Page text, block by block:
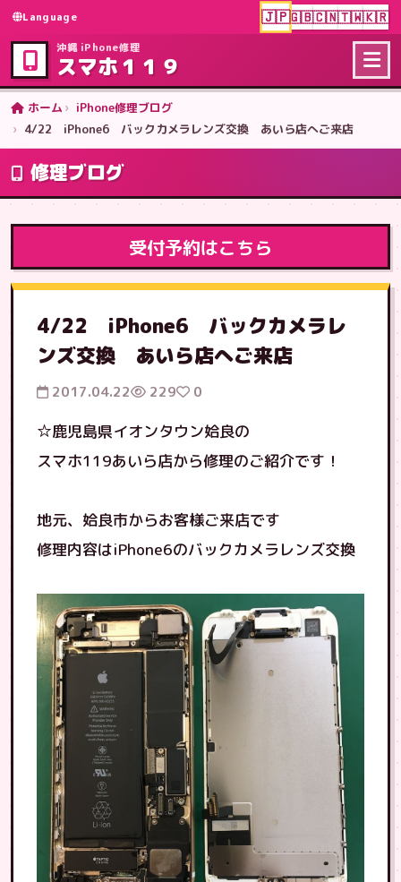
Language 🇯🇵🇬🇧🇨🇳🇹🇼🇰🇷
沖縄 iPhone修理
スマホ１１９
ホーム
iPhone修理ブログ
4/22 iPhone6 バックカメラレンズ交換 あいら店へご来店
修理ブログ
受付予約はこちら
4/22 iPhone6 バックカメラレ
ンズ交換 あいら店へご来店
2017.04.22 229 0
☆鹿児島県イオンタウン姶良の
スマホ119あいら店から修理のご紹介です！
地元、姶良市からお客様ご来店です
修理内容はiPhone6のバックカメラレンズ交換